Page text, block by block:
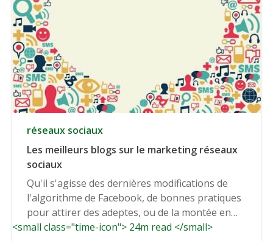
réseaux sociaux
Les meilleurs blogs sur le marketing réseaux
sociaux
Qu'il s'agisse des dernières modifications de
l'algorithme de Facebook, de bonnes pratiques
pour attirer des adeptes, ou de la montée en
puissance de...
<small class="time-icon"> 24m read </small>